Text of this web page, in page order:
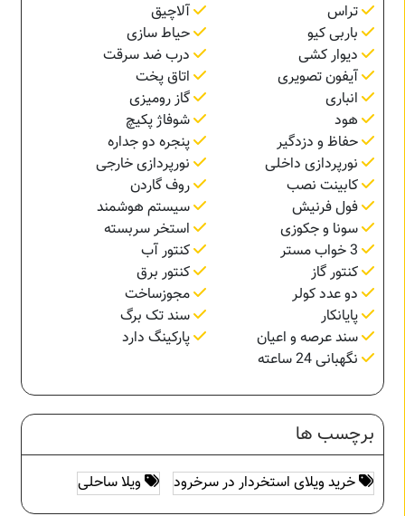
تراس
آلاچیق
باربی کیو
حیاط سازی
دیوار کشی
درب ضد سرقت
آیفون تصویری
اتاق پخت
انباری
گاز رومیزی
هود
شوفاژ پکیچ
حفاظ و دزدگیر
پنجره دو جداره
نورپردازی داخلی
نورپردازی خارجی
کابینت نصب
روف گاردن
فول فرنیش
سیستم هوشمند
سونا و جکوزی
استخر سربسته
کنتور آب
کنتور گاز
کنتور برق
دو عدد کولر
مجوزساخت
پایانکار
سند تک برگ
سند عرصه و اعیان
پارکینگ دارد
نگهبانی 24 ساعته
برچسب ها
خرید ویلای استخردار در سرخرود ویلا ساحلی